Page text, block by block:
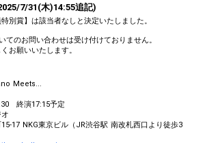
you can
items,
Close
7/31(木)14:55追記)
別賞】は該当者なしと決定いたしました。
てのお問い合わせは受け付けておりません。
お願いいたします。
Meets...
終演17:15予定
17 NKG東京ビル（JR渋谷駅 南改札西口より徒歩3